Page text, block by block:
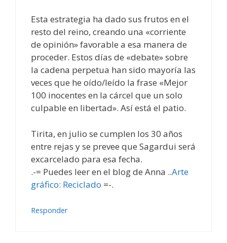
Esta estrategia ha dado sus frutos en el
resto del reino, creando una «corriente
de opinión» favorable a esa manera de
proceder. Estos días de «debate» sobre
la cadena perpetua han sido mayoría las
veces que he oído/leído la frase «Mejor
100 inocentes en la cárcel que un solo
culpable en libertad». Así está el patio.
Tirita, en julio se cumplen los 30 años
entre rejas y se prevee que Sagardui será
excarcelado para esa fecha.
.-= Puedes leer en el blog de Anna ..Arte
gráfico: Reciclado =-.
Responder